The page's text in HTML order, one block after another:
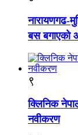
नारायणगढ-
बस बगाएको
९
क्लिनिक
नवीकरण